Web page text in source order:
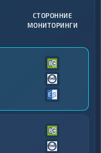
СТОРОННИЕ
МОНИТОРИНГИ